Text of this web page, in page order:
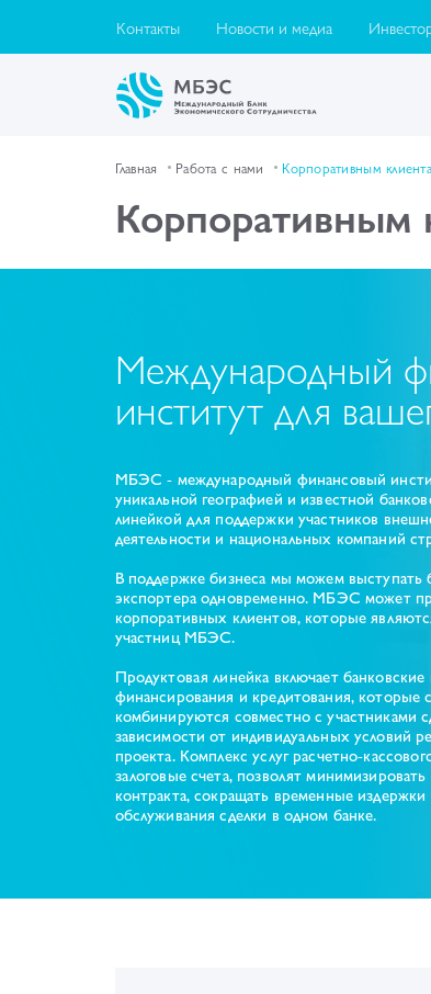
Контакты Новости и медиа
Главная Работа с нами Корпоративным
Корпоративным
Международный
институт для
МБЭС - международный финансовый
уникальной географией и известной
линейкой для поддержки участников
деятельности и национальных компаний
В поддержке бизнеса мы можем выступать
экспортера одновременно. МБЭС может
корпоративных клиентов, которые
участниц МБЭС.
Продуктовая линейка включает
финансирования и кредитования, которые
комбинируются совместно с участниками
зависимости от индивидуальных условий
проекта. Комплекс услуг расчетно-
залоговые счета, позволят
контракта, сокращать временные
обслуживания сделки в одном банке.